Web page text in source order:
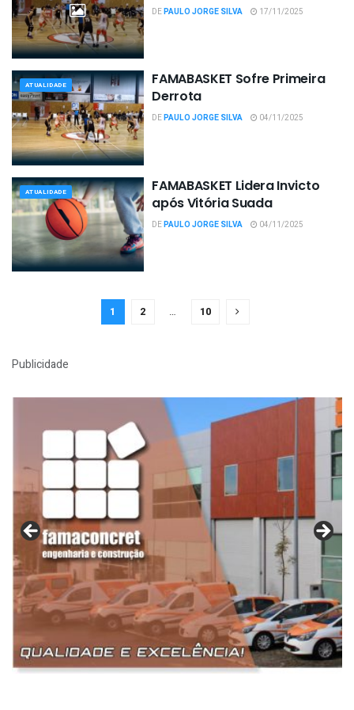
DEPAULO JORGE SILVA 17/11/2025
ATUALIDADE
FAMABASKET Sofre Primeira
Derrota
DEPAULO JORGE SILVA 04/11/2025
ATUALIDADE
FAMABASKET Lidera Invicto
após Vitória Suada
DEPAULO JORGE SILVA 04/11/2025
1 2 … 10
Publicidade